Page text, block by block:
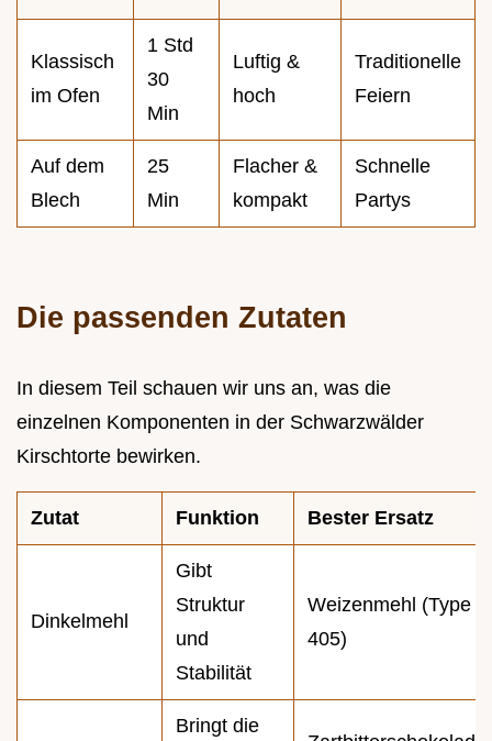
Klassisch
im Ofen
1 Std
30
Min
Luftig &
hoch
Traditionelle
Feiern
Auf dem
Blech
25
Min
Flacher &
kompakt
Schnelle
Partys
Die passenden Zutaten
In diesem Teil schauen wir uns an, was die
einzelnen Komponenten in der Schwarzwälder
Kirschtorte bewirken.
Zutat Funktion Bester Ersatz
Dinkelmehl
Gibt
Struktur
und
Stabilität
Weizenmehl (Type
405)
Bringt die